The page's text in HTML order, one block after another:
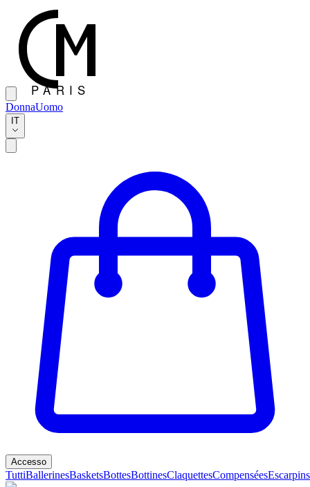
DonnaUomo
IT
Accesso
TuttiBallerinesBasketsBottesBottinesClaquettesCompenséesEscarpins